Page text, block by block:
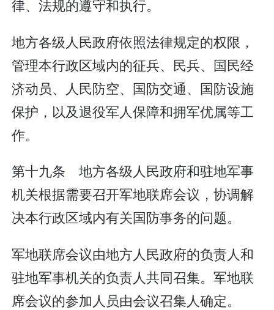
律、法规的遵守和执行。
地方各级人民政府依照法律规定的权限，
管理本行政区域内的征兵、民兵、国民经
济动员、人民防空、国防交通、国防设施
保护，以及退役军人保障和拥军优属等工
作。
第十九条 地方各级人民政府和驻地军事
机关根据需要召开军地联席会议，协调解
决本行政区域内有关国防事务的问题。
军地联席会议由地方人民政府的负责人和
驻地军事机关的负责人共同召集。军地联
席会议的参加人员由会议召集人确定。